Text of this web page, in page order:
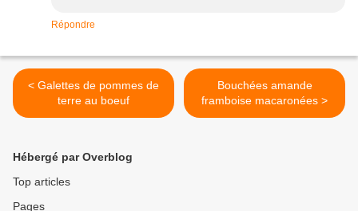
Répondre
< Galettes de pommes de
terre au boeuf
Bouchées amande
framboise macaronées >
Hébergé par Overblog
Top articles
Pages